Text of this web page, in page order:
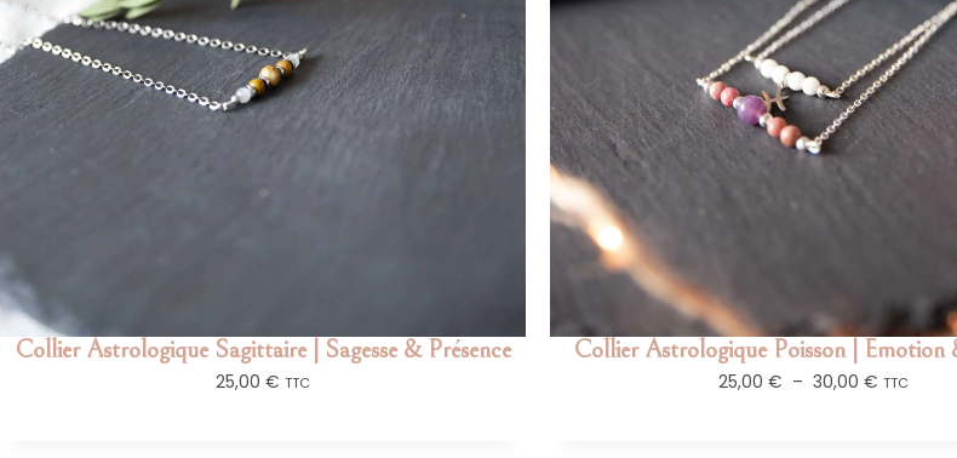
Collier Astrologique Sagittaire | Sagesse & Présence
25,00 € TTC
Collier Astrologique Poisson | Émotion
25,00 € – 30,00 € TTC